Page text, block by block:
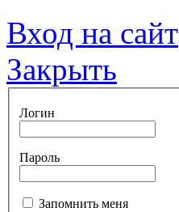
Вход на сайт
Закрыть
Логин
Пароль
Запомнить меня